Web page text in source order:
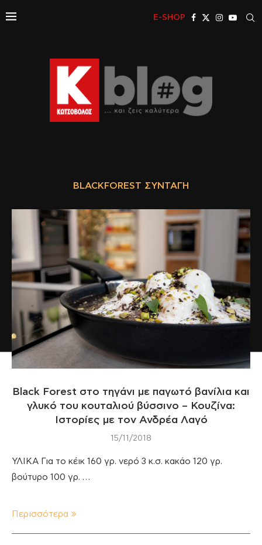
E-SHOP
BLACKFOREST ΣΥΝΤΑΓΉ
Black Forest στο τηγάνι με παγωτό βανίλια και
γλυκό του κουταλιού βύσσινο – Κουζίνα:
Ιστορίες με τον Ανδρέα Λαγό
15/11/2018
ΥΛΙΚΑ Για το κέικ 160 γρ. νερό 3 κ.σ. κακάο 120 γρ.
βούτυρο 100 γρ. …
Περισσότερα